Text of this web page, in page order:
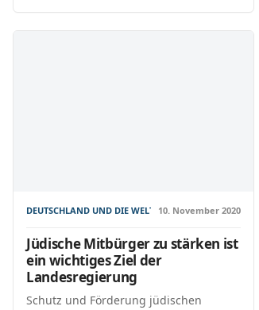
DEUTSCHLAND UND DIE WELT 10. November 2020
Jüdische Mitbürger zu stärken ist
ein wichtiges Ziel der
Landesregierung
Schutz und Förderung jüdischen